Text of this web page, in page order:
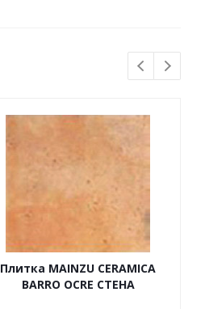
Плитка MAINZU CERAMICA
BARRO OCRE СТЕНА